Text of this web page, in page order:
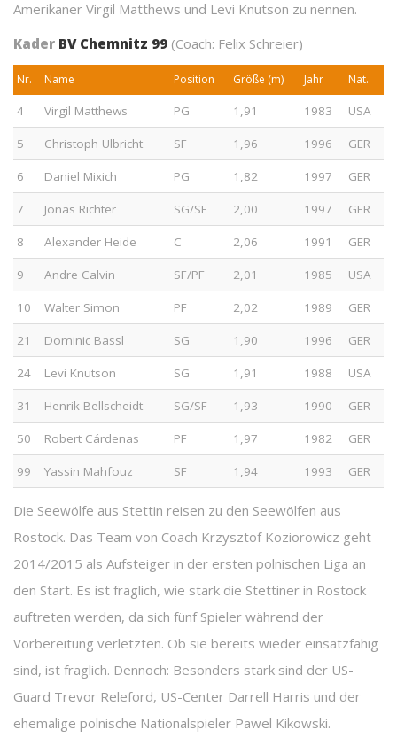
Amerikaner Virgil Matthews und Levi Knutson zu nennen.
Kader BV Chemnitz 99 (Coach: Felix Schreier)
Nr. Name Position Größe (m) Jahr Nat.
4 Virgil Matthews PG 1,91 1983 USA
5 Christoph Ulbricht SF 1,96 1996 GER
6 Daniel Mixich PG 1,82 1997 GER
7 Jonas Richter SG/SF 2,00 1997 GER
8 Alexander Heide C 2,06 1991 GER
9 Andre Calvin SF/PF 2,01 1985 USA
10 Walter Simon PF 2,02 1989 GER
21 Dominic Bassl SG 1,90 1996 GER
24 Levi Knutson SG 1,91 1988 USA
31 Henrik Bellscheidt SG/SF 1,93 1990 GER
50 Robert Cárdenas PF 1,97 1982 GER
99 Yassin Mahfouz SF 1,94 1993 GER
Die Seewölfe aus Stettin reisen zu den Seewölfen aus
Rostock. Das Team von Coach Krzysztof Koziorowicz geht
2014/2015 als Aufsteiger in der ersten polnischen Liga an
den Start. Es ist fraglich, wie stark die Stettiner in Rostock
auftreten werden, da sich fünf Spieler während der
Vorbereitung verletzten. Ob sie bereits wieder einsatzfähig
sind, ist fraglich. Dennoch: Besonders stark sind der US-
Guard Trevor Releford, US-Center Darrell Harris und der
ehemalige polnische Nationalspieler Pawel Kikowski.